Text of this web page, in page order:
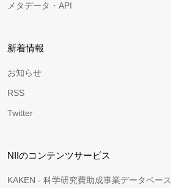
メタデータ・API
新着情報
お知らせ
RSS
Twitter
NIIのコンテンツサービス
KAKEN - 科学研究費助成事業データベース